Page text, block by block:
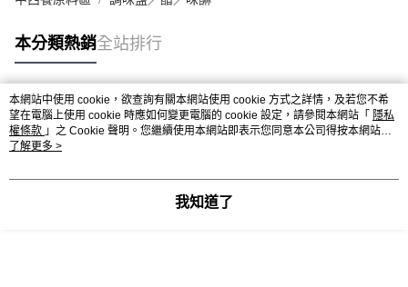
權轉讓予恩沛科技股份有限公司。
２．關於個人資料處理事宜，請瀏覽以下網址：
https://aftee.tw/terms/#terms3
３．未成年的使用者請事先徵得法定代理人或監護人之同意方可使用
「AFTEE先享後付」，若未經同意申辦者引起之損失，本公司不負相關責
任。
４．使用「AFTEE先享後付」時，將依據個別帳號之用戶狀況，依本公司即
請求用戶進行身份認證。
５．嚴禁一人註冊多個帳號或使用他人資訊註冊。若發現惡意使用之情形，
恩沛科技股份有限公司將有權停止該用戶之使用額度並採取法律行動。
每筆NT$90，滿NT$990(含以上)免運費
宅配-新竹物流
每筆NT$150，滿NT$2,000(含以上)免運費
離島客戶-中華郵政
本分類熱銷全站排行
熱門標籤
本網站中使用 cookie，欲查詢有關本網站使用 cookie 方式之詳情，及若您不希
望在電腦上使用 cookie 時應如何變更電腦的 cookie 設定，請參閱本網站「 隱私
權條款 」之 Cookie 聲明。您繼續使用本網站即表示您同意本公司得按本網站使
用條款之 Cookie 聲明使用 cookie。
了解更多 >
我知道了